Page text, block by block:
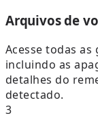
Arquivos de
Acesse todas as
incluindo as
detalhes do
detectado.
3